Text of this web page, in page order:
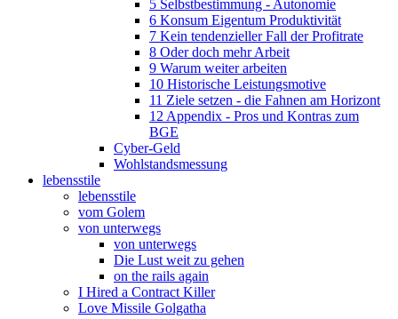
5 Selbstbestimmung - Autonomie
6 Konsum Eigentum Produktivität
7 Kein tendenzieller Fall der Profitrate
8 Oder doch mehr Arbeit
9 Warum weiter arbeiten
10 Historische Leistungsmotive
11 Ziele setzen - die Fahnen am Horizont
12 Appendix - Pros und Kontras zum
BGE
Cyber-Geld
Wohlstandsmessung
lebensstile
lebensstile
vom Golem
von unterwegs
von unterwegs
Die Lust weit zu gehen
on the rails again
I Hired a Contract Killer
Love Missile Golgatha